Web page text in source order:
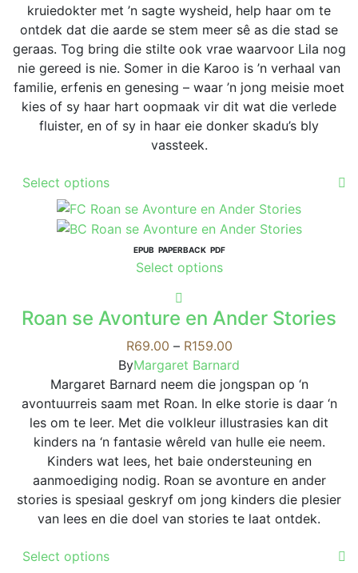
kruiedokter met ’n sagte wysheid, help haar om te
ontdek dat die aarde se stem meer sê as die stad se
geraas. Tog bring die stilte ook vrae waarvoor Lila nog
nie gereed is nie. Somer in die Karoo is ’n verhaal van
familie, erfenis en genesing – waar ’n jong meisie moet
kies of sy haar hart oopmaak vir dit wat die verlede
fluister, en of sy in haar eie donker skadu’s bly
vassteek.
Select options
has
multiple
variants.
The
may
be
chosen
on
the
product
page
EPUB PAPERBACK PDF
Select optionsThis
multiple
variants.
The
options
may
be
chosen
on
the
product
page
Roan se Avonture en Ander Stories
R69.00 – R159.00Price
range:
R69.00
through
R159.00
ByMargaret Barnard
Margaret Barnard neem die jongspan op ‘n
avontuurreis saam met Roan. In elke storie is daar ‘n
les om te leer. Met die volkleur illustrasies kan dit
kinders na ‘n fantasie wêreld van hulle eie neem.
Kinders wat lees, het baie ondersteuning en
aanmoediging nodig. Roan se avonture en ander
stories is spesiaal geskryf om jong kinders die plesier
van lees en die doel van stories te laat ontdek.
Select options